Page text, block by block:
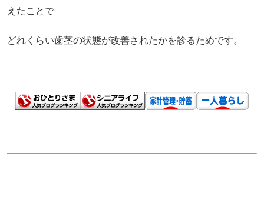
えたことで
どれくらい歯茎の状態が改善されたかを診るためです。